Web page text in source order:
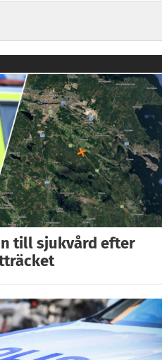
till sjukvård efter